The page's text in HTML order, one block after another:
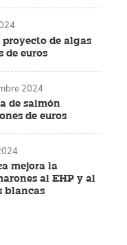
de algas
de euros
de salmón
de euros
2024
mejora la
al EHP y al
blancas